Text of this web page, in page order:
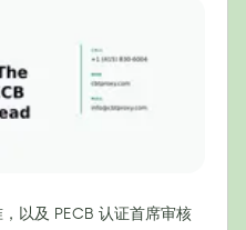
以及 PECB 认证首席审核